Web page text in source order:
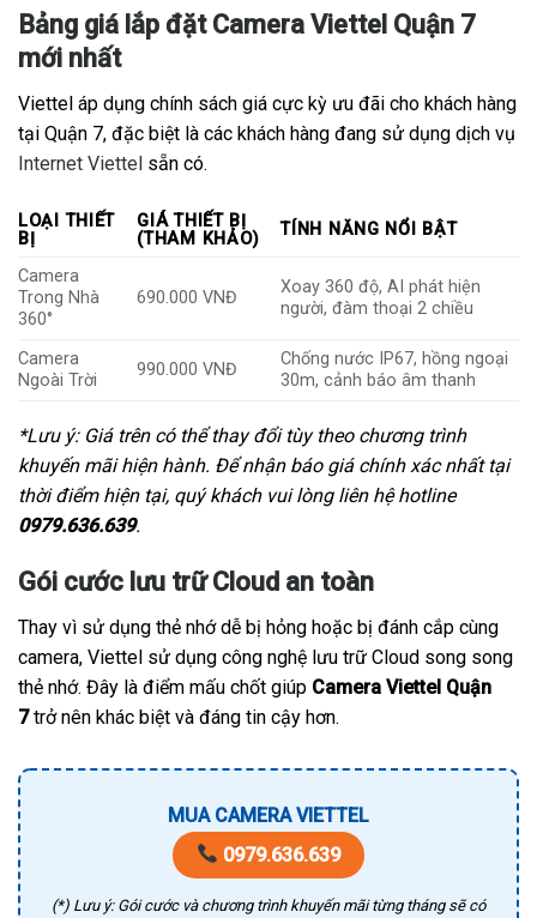
Bảng giá lắp đặt Camera Viettel Quận 7
mới nhất
Viettel áp dụng chính sách giá cực kỳ ưu đãi cho khách hàng
tại Quận 7, đặc biệt là các khách hàng đang sử dụng dịch vụ
Internet Viettel sẵn có.
LOẠI THIẾT
BỊ
GIÁ THIẾT BỊ
(THAM KHẢO)
TÍNH NĂNG NỔI BẬT
Camera
Trong Nhà
360°
690.000 VNĐ
Xoay 360 độ, AI phát hiện
người, đàm thoại 2 chiều
Camera
Ngoài Trời
990.000 VNĐ
Chống nước IP67, hồng ngoại
30m, cảnh báo âm thanh
*Lưu ý: Giá trên có thể thay đổi tùy theo chương trình
khuyến mãi hiện hành. Để nhận báo giá chính xác nhất tại
thời điểm hiện tại, quý khách vui lòng liên hệ hotline
0979.636.639.
Gói cước lưu trữ Cloud an toàn
Thay vì sử dụng thẻ nhớ dễ bị hỏng hoặc bị đánh cắp cùng
camera, Viettel sử dụng công nghệ lưu trữ Cloud song song
thẻ nhớ. Đây là điểm mấu chốt giúp Camera Viettel Quận
7trở nên khác biệt và đáng tin cậy hơn.
MUA CAMERA VIETTEL
0979.636.639
(*) Lưu ý: Gói cước và chương trình khuyến mãi từng tháng sẽ có